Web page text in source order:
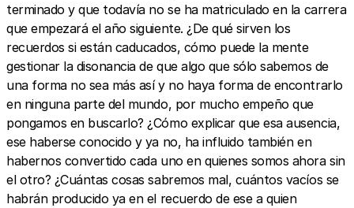
terminado y que todavía no se ha matriculado en la carrera
que empezará el año siguiente. ¿De qué sirven los
recuerdos si están caducados, cómo puede la mente
gestionar la disonancia de que algo que sólo sabemos de
una forma no sea más así y no haya forma de encontrarlo
en ninguna parte del mundo, por mucho empeño que
pongamos en buscarlo? ¿Cómo explicar que esa ausencia,
ese haberse conocido y ya no, ha influido también en
habernos convertido cada uno en quienes somos ahora sin
el otro? ¿Cuántas cosas sabremos mal, cuántos vacíos se
habrán producido ya en el recuerdo de ese a quien